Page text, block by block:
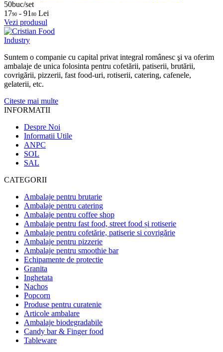
50buc/set
1790 - 91 80 Lei
Vezi produsul
Suntem o companie cu capital privat integral românesc şi va oferim
ambalaje de unica folosinta pentru cofetării, patiserii, brutării,
covrigării, pizzerii, fast food-uri, rotiserii, catering, cafenele,
gelaterii, etc.
Citeste mai multe
INFORMATII
Despre Noi
Informatii Utile
ANPC
SOL
SAL
CATEGORII
Ambalaje pentru brutarie
Ambalaje pentru catering
Ambalaje pentru coffee shop
Ambalaje pentru fast food, street food și rotiserie
Ambalaje pentru cofetărie, patiserie si covrigărie
Ambalaje pentru pizzerie
Ambalaje pentru smoothie bar
Echipamente de protectie
Granita
Inghetata
Nachos
Popcorn
Produse pentru curatenie
Articole ambalare
Ambalaje biodegradabile
Candy bar & Finger food
Tableware